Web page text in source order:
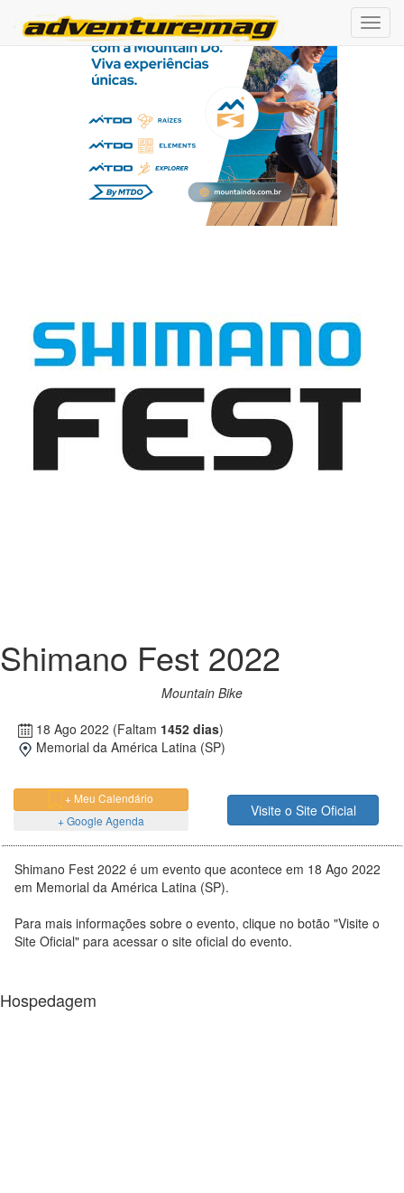
Shimano Fest 2022
Mountain Bike
18 Ago 2022 (Faltam 1452 dias)
Memorial da América Latina (SP)
+ Meu Calendário
+ Google Agenda
Visite o Site Oficial
Shimano Fest 2022 é um evento que acontece em 18 Ago 2022
em Memorial da América Latina (SP).
Para mais informações sobre o evento, clique no botão "Visite o
Site Oficial" para acessar o site oficial do evento.
Hospedagem